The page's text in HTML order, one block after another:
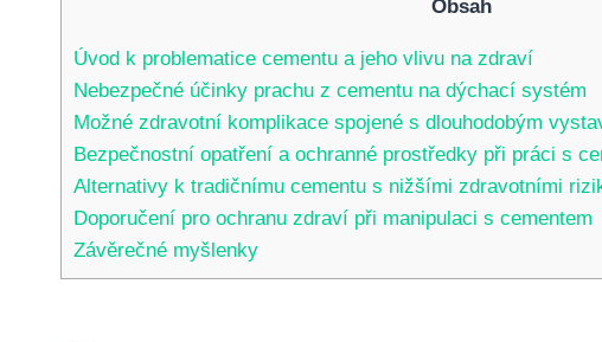
Obsah
Úvod k problematice cementu a jeho vlivu na zdraví
Nebezpečné účinky prachu z cementu na dýchací systém
Možné zdravotní komplikace spojené s dlouhodobým
Bezpečnostní opatření a ochranné prostředky při práci s
Alternativy k tradičnímu cementu s nižšími zdravotními
Doporučení pro ochranu zdraví při manipulaci s cementem
Závěrečné myšlenky